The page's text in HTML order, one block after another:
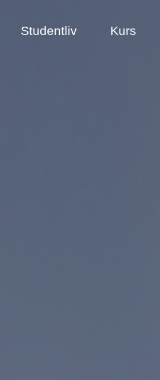
Studentliv Kurs